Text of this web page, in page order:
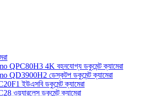
QPC80H3 4K বহনযোগ্য ডকুমেন্ট ক্যামেরা
QD3900H2 ডেস্কটপ ডকুমেন্ট ক্যামেরা
ইউএসবি ডকুমেন্ট ক্যামেরা
ওয়্যারলেস ডকুমেন্ট ক্যামেরা